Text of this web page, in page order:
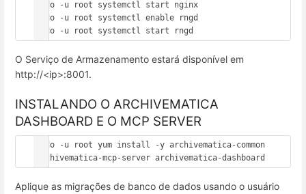
sudo -u root systemctl start nginx
sudo -u root systemctl enable rngd
sudo -u root systemctl start rngd
O Serviço de Armazenamento estará disponível em
http://<ip>:8001.
INSTALANDO O ARCHIVEMATICA
DASHBOARD E O MCP SERVER
sudo -u root yum install -y archivematica-common
archivematica-mcp-server archivematica-dashboard
Aplique as migrações de banco de dados usando o usuário